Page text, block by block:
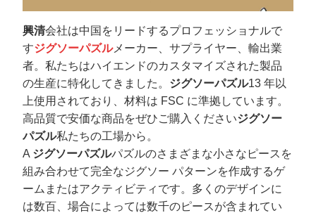
興清会社は中国をリードするプロフェッショナルで
すジグソーパズルメーカー、サプライヤー、輸出業
者。私たちはハイエンドのカスタマイズされた製品
の生産に特化してきました。 ジグソーパズル13 年以
上使用されており、材料は FSC に準拠しています。
高品質で安価な商品をぜひご購入くださいジグソー
パズル私たちの工場から。
A ジグソーパズルパズルのさまざまな小さなピースを
組み合わせて完全なジグソー パターンを作成するゲ
ームまたはアクティビティです。多くのデザインに
は数百、場合によっては数千のピースが含まれてい